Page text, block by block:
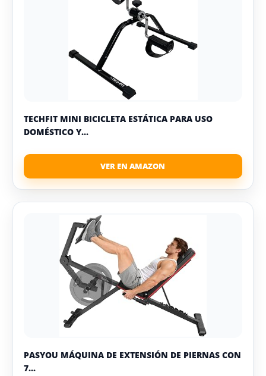
TECHFIT MINI BICICLETA ESTÁTICA PARA USO
DOMÉSTICO Y...
PASYOU MÁQUINA DE EXTENSIÓN DE PIERNAS CON
7...